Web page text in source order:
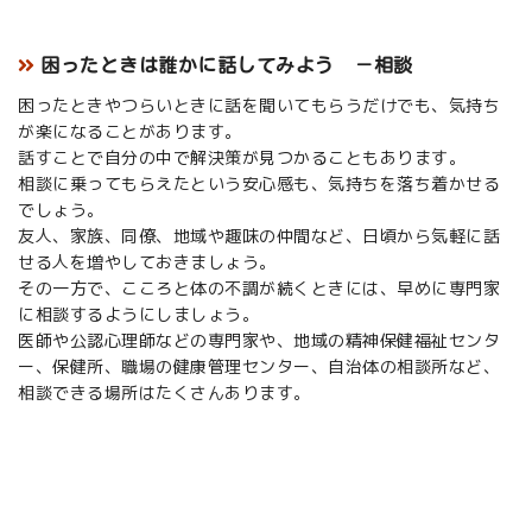
困ったときは誰かに話してみよう －相談
困ったときやつらいときに話を聞いてもらうだけでも、気持ち
が楽になることがあります。
話すことで自分の中で解決策が見つかることもあります。
相談に乗ってもらえたという安心感も、気持ちを落ち着かせる
でしょう。
友人、家族、同僚、地域や趣味の仲間など、日頃から気軽に話
せる人を増やしておきましょう。
その一方で、こころと体の不調が続くときには、早めに専門家
に相談するようにしましょう。
医師や公認心理師などの専門家や、地域の精神保健福祉センタ
ー、保健所、職場の健康管理センター、自治体の相談所など、
相談できる場所はたくさんあります。